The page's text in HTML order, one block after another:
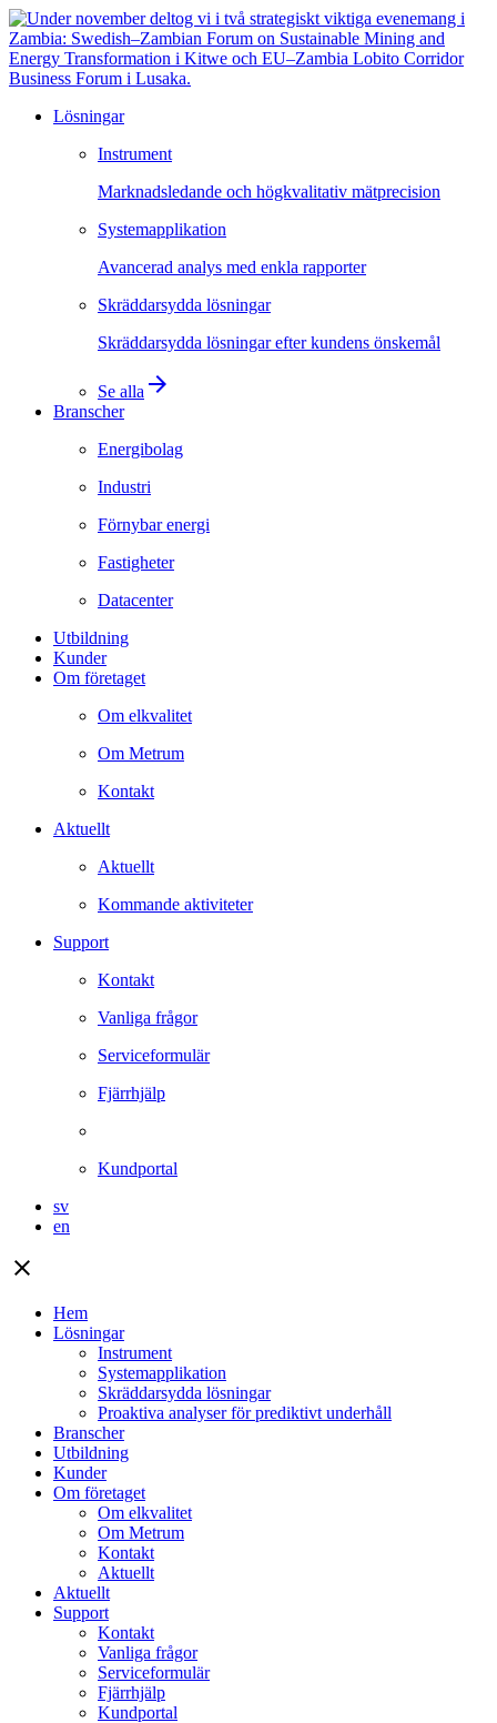
Lösningar
Instrument
Marknadsledande och högkvalitativ mätprecision
Systemapplikation
Avancerad analys med enkla rapporter
Skräddarsydda lösningar
Skräddarsydda lösningar efter kundens önskemål
Se alla arrow_forward
Branscher
Energibolag
Industri
Förnybar energi
Fastigheter
Datacenter
Utbildning
Kunder
Om företaget
Om elkvalitet
Om Metrum
Kontakt
Aktuellt
Aktuellt
Kommande aktiviteter
Support
Kontakt
Vanliga frågor
Serviceformulär
Fjärrhjälp
Kundportal
sv
en
close
Hem
Lösningar
Instrument
Systemapplikation
Skräddarsydda lösningar
Proaktiva analyser för prediktivt underhåll
Branscher
Utbildning
Kunder
Om företaget
Om elkvalitet
Om Metrum
Kontakt
Aktuellt
Aktuellt
Support
Kontakt
Vanliga frågor
Serviceformulär
Fjärrhjälp
Kundportal